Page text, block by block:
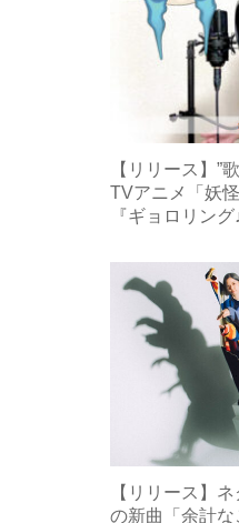
【リリース】”
TVアニメ「妖
『ギョロリン
【リリース】
の新曲「余計な